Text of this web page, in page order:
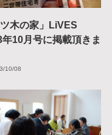
ツ木の家」LiVES
10月号に掲載頂きま
10/08